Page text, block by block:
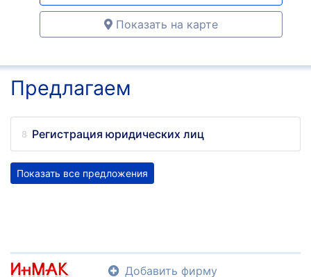
Показать на карте
Предлагаем
Регистрация юридических лиц
Показать все предложения
Добавить фирму